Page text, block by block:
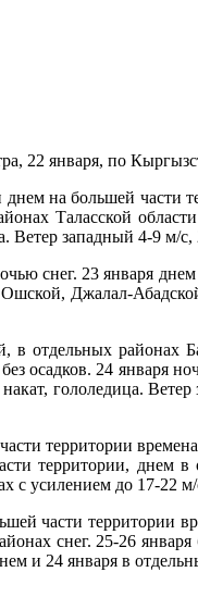
22 января, по
на большей части
Таласской
Ветер западный 4-9
снег. 23 января
Джалал-
отдельных районах
осадков. 24 января
гололедица.
территории
территории, днем
усилением до 17-22
части территории
снег. 25-26
и 24 января в